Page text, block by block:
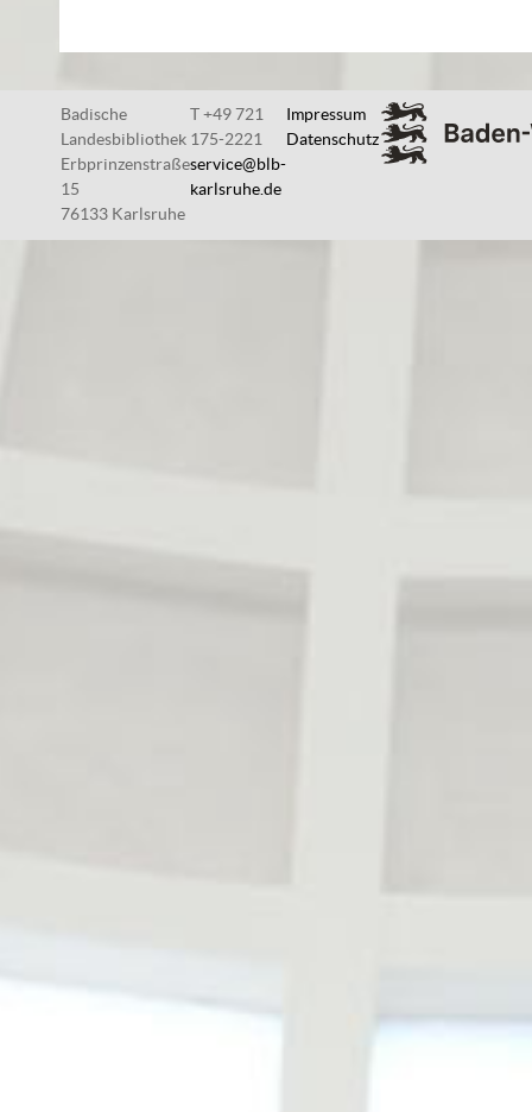
Badische
Landesbibliothek
Erbprinzenstraße
15
76133 Karlsruhe
T +49 721
175-2221
service@blb-
karlsruhe.de
Impressum
Datenschutz